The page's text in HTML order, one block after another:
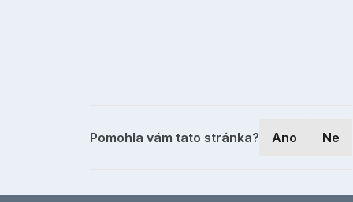
Pomohla vám tato stránka? Ano Ne